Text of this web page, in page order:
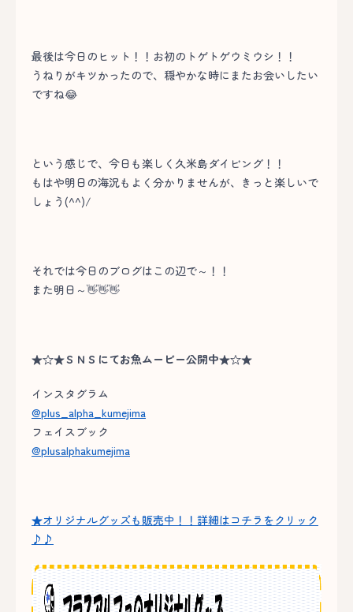
最後は今日のヒット！！お初のトゲトゲウミウシ！！
うねりがキツかったので、穏やかな時にまたお会いしたい
ですね😂
という感じで、今日も楽しく久米島ダイビング！！
もはや明日の海況もよく分かりませんが、きっと楽しいで
しょう(^^)/
それでは今日のブログはこの辺で～！！
また明日～👋👋👋
★☆★ＳＮＳにてお魚ムービー公開中★☆★
インスタグラム
@plus_alpha_kumejima
フェイスブック
@plusalphakumejima
★オリジナルグッズも販売中！！詳細はコチラをクリック
♪♪